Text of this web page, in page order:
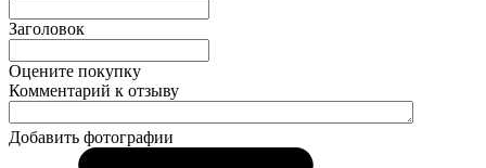
Заголовок
Оцените покупку
Комментарий к отзыву
Добавить фотографии